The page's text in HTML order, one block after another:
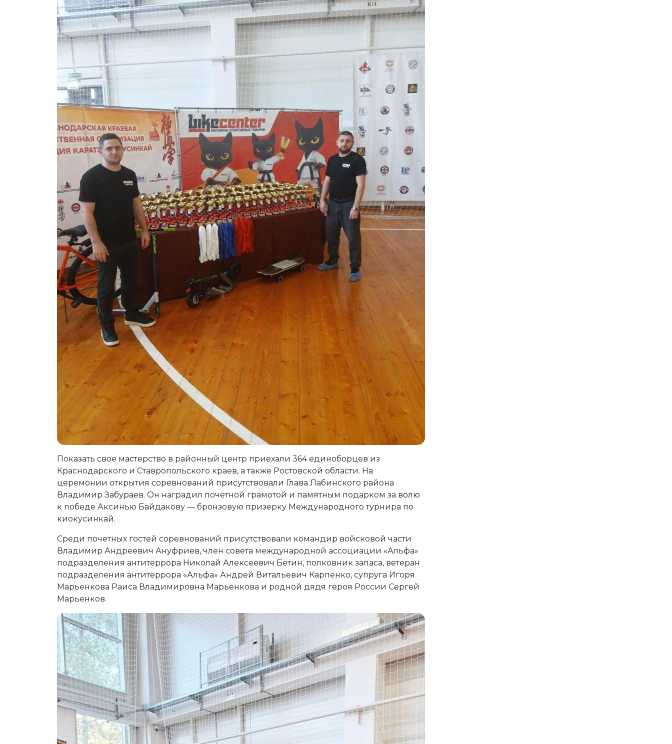
Показать свое мастерство в районный центр приехали 364 единоборцев из
Краснодарского и Ставропольского краев, а также Ростовской области. На
церемонии открытия соревнований присутствовали Глава Лабинского района
Владимир Забураев. Он наградил почетной грамотой и памятным подарком за волю
к победе Аксинью Байдакову — бронзовую призерку Международного турнира по
киокусинкай.
Среди почетных гостей соревнований присутствовали командир войсковой части
Владимир Андреевич Ануфриев, член совета международной ассоциации «Альфа»
подразделения антитеррора Николай Алексеевич Бетин, полковник запаса, ветеран
подразделения антитеррора «Альфа» Андрей Витальевич Карпенко, супруга Игоря
Марьенкова Раиса Владимировна Марьенкова и родной дядя героя России Сергей
Марьенков.